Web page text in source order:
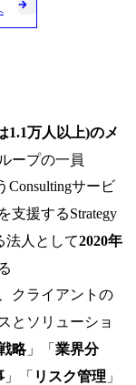
1.1万人以上)のメ
ープの一員
Consultingサービ
支援するStrategy
法人として2020年
クライアントの
とソリューショ
略」「 業界分
」「 リスク管理 」